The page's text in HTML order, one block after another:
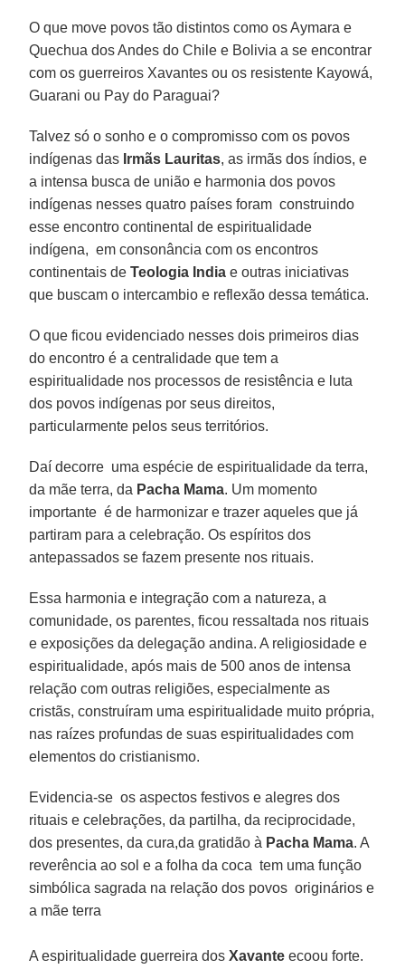
O que move povos tão distintos como os Aymara e
Quechua dos Andes do Chile e Bolivia a se encontrar
com os guerreiros Xavantes ou os resistente Kayowá,
Guarani ou Pay do Paraguai?
Talvez só o sonho e o compromisso com os povos
indígenas das Irmãs Lauritas, as irmãs dos índios, e
a intensa busca de união e harmonia dos povos
indígenas nesses quatro países foram construindo
esse encontro continental de espiritualidade
indígena, em consonância com os encontros
continentais deTeologia India e outras iniciativas
que buscam o intercambio e reflexão dessa temática.
O que ficou evidenciado nesses dois primeiros dias
do encontro é a centralidade que tem a
espiritualidade nos processos de resistência e luta
dos povos indígenas por seus direitos,
particularmente pelos seus territórios.
Daí decorre uma espécie de espiritualidade da terra,
da mãe terra, da Pacha Mama. Um momento
importante é de harmonizar e trazer aqueles que já
partiram para a celebração. Os espíritos dos
antepassados se fazem presente nos rituais.
Essa harmonia e integração com a natureza, a
comunidade, os parentes, ficou ressaltada nos rituais
e exposições da delegação andina. A religiosidade e
espiritualidade, após mais de 500 anos de intensa
relação com outras religiões, especialmente as
cristãs, construíram uma espiritualidade muito própria,
nas raízes profundas de suas espiritualidades com
elementos do cristianismo.
Evidencia-se os aspectos festivos e alegres dos
rituais e celebrações, da partilha, da reciprocidade,
dos presentes, da cura,da gratidão à Pacha Mama. A
reverência ao sol e a folha da coca tem uma função
simbólica sagrada na relação dos povos originários e
a mãe terra
A espiritualidade guerreira dosXavante ecoou forte.